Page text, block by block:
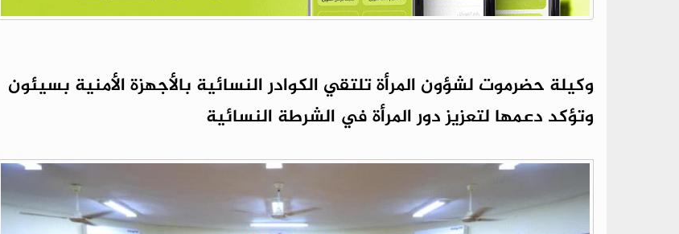
وكيلة حضرموت لشؤون المرأة تلتقي الكوادر النسائية بالأجهزة الأمنية بسيئون
وتؤكد دعمها لتعزيز دور المرأة في الشرطة النسائية